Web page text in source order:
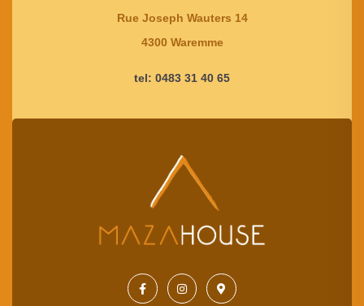
Rue Joseph Wauters 14
4300 Waremme
tel: 0483 31 40 65